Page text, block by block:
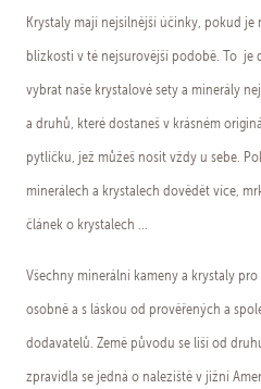
Krystaly mají nejsilnější účinky, pokud je
blízkosti v té nejsurovější podobě. To je
vybrat naše krystalové sety a minerály
a druhů, které dostaneš v krásném
pytlíčku, jež můžeš nosit vždy u sebe.
minerálech a krystalech dovědět více,
článek o krystalech ...
Všechny minerální kameny a krystaly
osobně a s láskou od prověřených a
dodavatelů. Země původu se liší od
zpravidla se jedná o naleziště v jižní